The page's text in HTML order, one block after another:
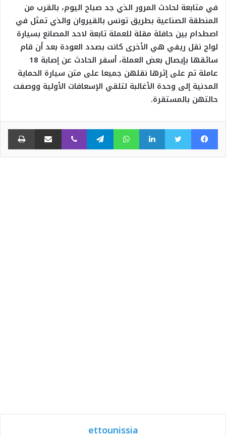
في متابعة لحادث المرور الذي جد صباح اليوم، بالقرب من
المنطقة الصناعية بطريق تونس بالقيروان والذي تمثل في
اصطدام بين حافلة مقلة للعملة تابعة لاحد المصانع بسيارة
لواج نقل ريفي هي الأخرى كانت بصدد العودة بعد أن قام
سائقها بإيصال بعض العملة، أسفر الحادث عن إصابة 18
عاملة تم على إثرها نقلهن جميعا على متن سيارة الحماية
المدنية إلى وحدة الأغالبة لتلقي الإسعافات الأولية ووصفت
حالتهن بالمستقرة.
فيسبوك تويتر لينكدإن واتساب تيلقرام ڤايبر مشاركة عبر البريد
ettounissia